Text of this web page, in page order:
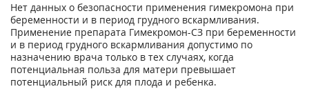
Нет данных о безопасности применения гимекромона при
беременности и в период грудного вскармливания.
Применение препарата Гимекромон-СЗ при беременности
и в период грудного вскармливания допустимо по
назначению врача только в тех случаях, когда
потенциальная польза для матери превышает
потенциальный риск для плода и ребенка.